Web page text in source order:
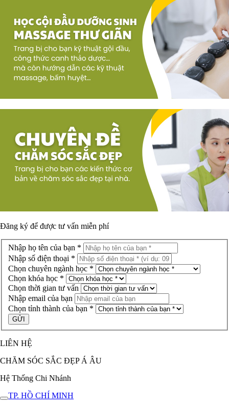
Đăng ký để được tư vấn miễn phí
Nhập họ tên của bạn *
Nhập số điện thoại *
Chọn chuyên ngành học *
Chọn khóa học *
Chọn thời gian tư vấn
Nhập email của bạn
Chọn tỉnh thành của bạn *
LIÊN HỆ
CHĂM SÓC SẮC ĐẸP Á ÂU
Hệ Thống Chi Nhánh
TP. HỒ CHÍ MINH